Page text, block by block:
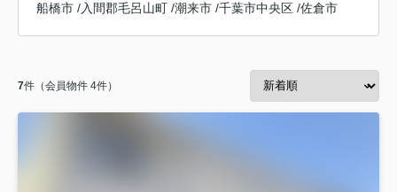
船橋市 /入間郡毛呂山町 /潮来市 /千葉市中央区 /佐倉市
7件（会員物件 4件）